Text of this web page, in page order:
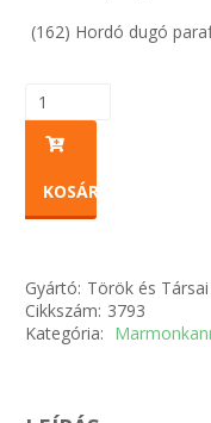
TÖMLŐBILINCS
(162) Hordó dugó
KOSÁRBA
Gyártó: Török és
Cikkszám: 3793
Kategória: